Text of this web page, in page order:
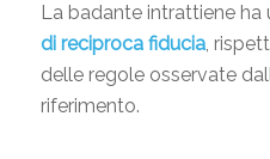
La badante intrattiene ha
di reciproca fiducia,
delle regole osservate
riferimento.